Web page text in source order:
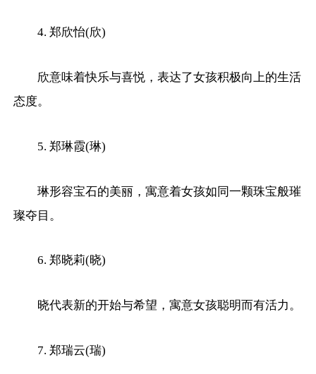
4. 郑欣怡(欣)
欣意味着快乐与喜悦，表达了女孩积极向上的生活
态度。
5. 郑琳霞(琳)
琳形容宝石的美丽，寓意着女孩如同一颗珠宝般璀
璨夺目。
6. 郑晓莉(晓)
晓代表新的开始与希望，寓意女孩聪明而有活力。
7. 郑瑞云(瑞)